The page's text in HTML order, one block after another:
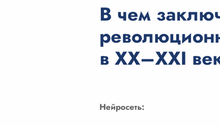
В чем
в XX–XXI
Нейросеть: